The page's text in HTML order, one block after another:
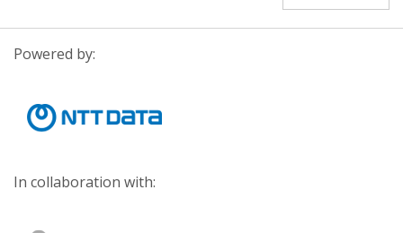
Powered by:
In collaboration with: